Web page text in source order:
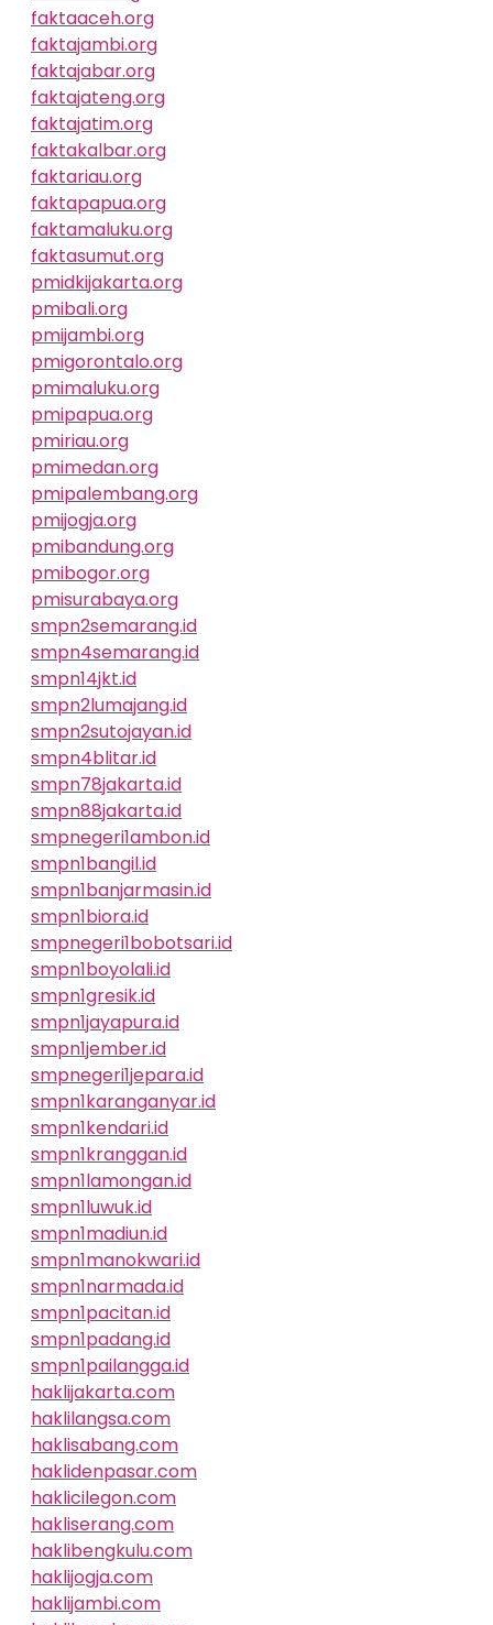
faktaaceh.org
faktajambi.org
faktajabar.org
faktajateng.org
faktajatim.org
faktakalbar.org
faktariau.org
faktapapua.org
faktamaluku.org
faktasumut.org
pmidkijakarta.org
pmibali.org
pmijambi.org
pmigorontalo.org
pmimaluku.org
pmipapua.org
pmiriau.org
pmimedan.org
pmipalembang.org
pmijogja.org
pmibandung.org
pmibogor.org
pmisurabaya.org
smpn2semarang.id
smpn4semarang.id
smpn14jkt.id
smpn2lumajang.id
smpn2sutojayan.id
smpn4blitar.id
smpn78jakarta.id
smpn88jakarta.id
smpnegeri1ambon.id
smpn1bangil.id
smpn1banjarmasin.id
smpn1biora.id
smpnegeri1bobotsari.id
smpn1boyolali.id
smpn1gresik.id
smpn1jayapura.id
smpn1jember.id
smpnegeri1jepara.id
smpn1karanganyar.id
smpn1kendari.id
smpn1kranggan.id
smpn1lamongan.id
smpn1luwuk.id
smpn1madiun.id
smpn1manokwari.id
smpn1narmada.id
smpn1pacitan.id
smpn1padang.id
smpn1pailangga.id
haklijakarta.com
haklilangsa.com
haklisabang.com
haklidenpasar.com
haklicilegon.com
hakliserang.com
haklibengkulu.com
haklijogja.com
haklijambi.com